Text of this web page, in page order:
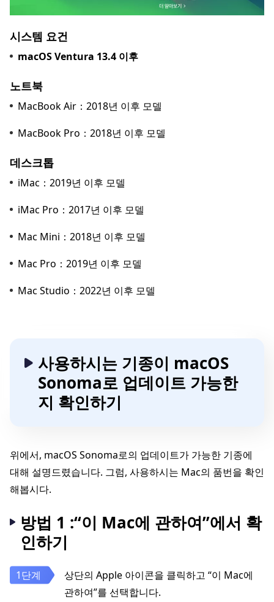
시스템 요건
macOS Ventura 13.4 이후
노트북
MacBook Air：2018년 이후 모델
MacBook Pro：2018년 이후 모델
데스크톱
iMac：2019년 이후 모델
iMac Pro：2017년 이후 모델
Mac Mini：2018년 이후 모델
Mac Pro：2019년 이후 모델
Mac Studio：2022년 이후 모델
사용하시는 기종이 macOS
Sonoma로 업데이트 가능한
지 확인하기
위에서, macOS Sonoma로의 업데이트가 가능한 기종에
대해 설명드렸습니다. 그럼, 사용하시는 Mac의 품번을 확인
해봅시다.
방법 1 :“이 Mac에 관하여”에서 확
인하기
상단의 Apple 아이콘을 클릭하고 “이 Mac에
관하여”를 선택합니다.